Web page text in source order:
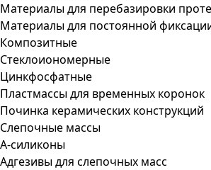
Материалы для перебазировки
Материалы для постоянной
Композитные
Стеклоиономерные
Цинкфосфатные
Пластмассы для временных коронок
Починка керамических конструкций
Слепочные массы
А-силиконы
Адгезивы для слепочных масс